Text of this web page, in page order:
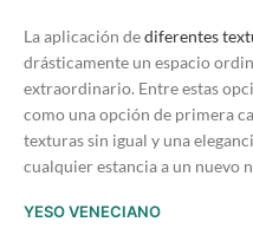
La aplicación dediferentes
drásticamente un espacio
extraordinario. Entre estas
como una opción de primera
texturas sin igual y una
cualquier estancia a un nuevo
YESO VENECIANO